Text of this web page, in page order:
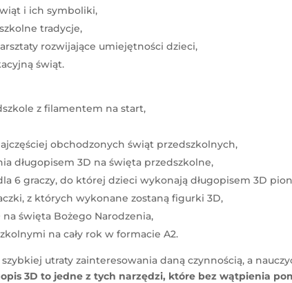
i ich symboliki,
tradycje,
rozwijające umiejętności dzieci,
świąt.
z filamentem na start,
obchodzonych świąt przedszkolnych,
długopisem 3D na święta przedszkolne,
6 graczy, do której dzieci wykonają długopisem 3D
z których wykonane zostaną figurki 3D,
święta Bożego Narodzenia,
na cały rok w formacie A2.
utraty zainteresowania daną czynnością, a
3D to jedne z tych narzędzi, które bez wątpienia